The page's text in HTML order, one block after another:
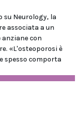
Neurology, la
associata a un
con
«L'osteoporosi è
spesso comporta